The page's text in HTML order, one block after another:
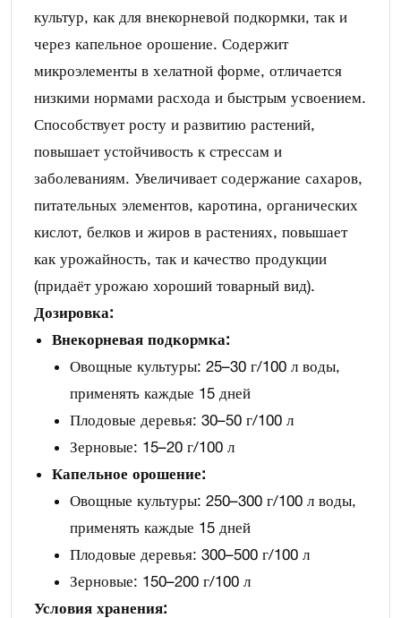
культур, как для внекорневой подкормки, так и
через капельное орошение. Содержит
микроэлементы в хелатной форме, отличается
низкими нормами расхода и быстрым усвоением.
Способствует росту и развитию растений,
повышает устойчивость к стрессам и
заболеваниям. Увеличивает содержание сахаров,
питательных элементов, каротина, органических
кислот, белков и жиров в растениях, повышает
как урожайность, так и качество продукции
(придаёт урожаю хороший товарный вид).
Дозировка:
Внекорневая подкормка:
Овощные культуры: 25–30 г/100 л воды,
применять каждые 15 дней
Плодовые деревья: 30–50 г/100 л
Зерновые: 15–20 г/100 л
Капельное орошение:
Овощные культуры: 250–300 г/100 л воды,
применять каждые 15 дней
Плодовые деревья: 300–500 г/100 л
Зерновые: 150–200 г/100 л
Условия хранения: